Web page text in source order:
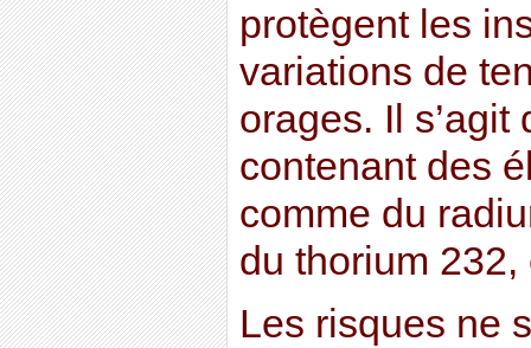
protègent les
variations de
orages. Il
contenant des
comme du
du thorium 232,
Les risques ne